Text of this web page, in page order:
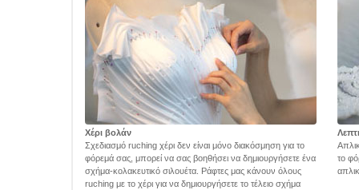
Χέρι βολάν
Σχεδιασμό ruching χέρι δεν είναι μόνο διακόσμηση για το
φόρεμά σας, μπορεί να σας βοηθήσει να δημιουργήσετε ένα
σχήμα-κολακευτικό σιλουέτα. Ράφτες μας κάνουν όλους
ruching με το χέρι για να δημιουργήσετε το τέλειο σχήμα
το